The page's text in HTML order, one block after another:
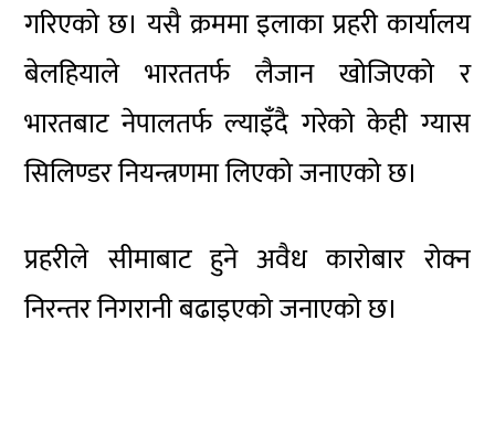
गरिएको छ। यसै क्रममा इलाका प्रहरी कार्यालय
बेलहियाले भारततर्फ लैजान खोजिएको र
भारतबाट नेपालतर्फ ल्याइँदै गरेको केही ग्यास
सिलिण्डर नियन्त्रणमा लिएको जनाएको छ।
प्रहरीले सीमाबाट हुने अवैध कारोबार रोक्न
निरन्तर निगरानी बढाइएको जनाएको छ।